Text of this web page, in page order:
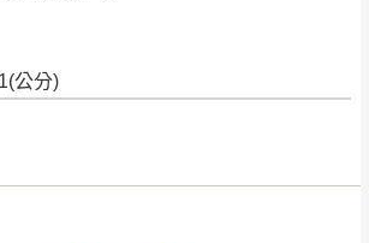
公分)
蓮、台東、金門、馬祖、澎湖地區
詢問 →
電腦螢幕選購商品，可能會因個人
需自付來回運費及人資成本，請您